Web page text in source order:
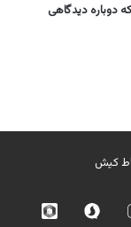
دوباره دیدگاهی
کیش
اینستاگرامسروش